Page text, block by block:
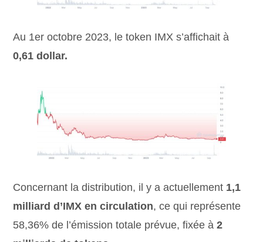
Au 1er octobre 2023, le token IMX s’affichait à
0,61 dollar.
Concernant la distribution, il y a actuellement 1,1
milliard d’IMX en circulation, ce qui représente
58,36% de l’émission totale prévue, fixée à2